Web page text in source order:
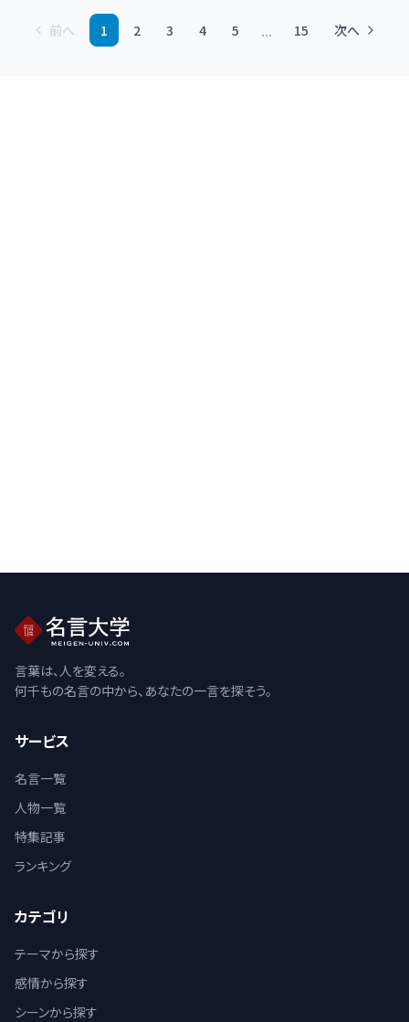
前へ 1 2 3 4 5 ... 15 次へ
言葉は、人を変える。
何千もの名言の中から、あなたの一言を探そう。
サービス
名言一覧
人物一覧
特集記事
ランキング
カテゴリ
テーマから探す
感情から探す
シーンから探す